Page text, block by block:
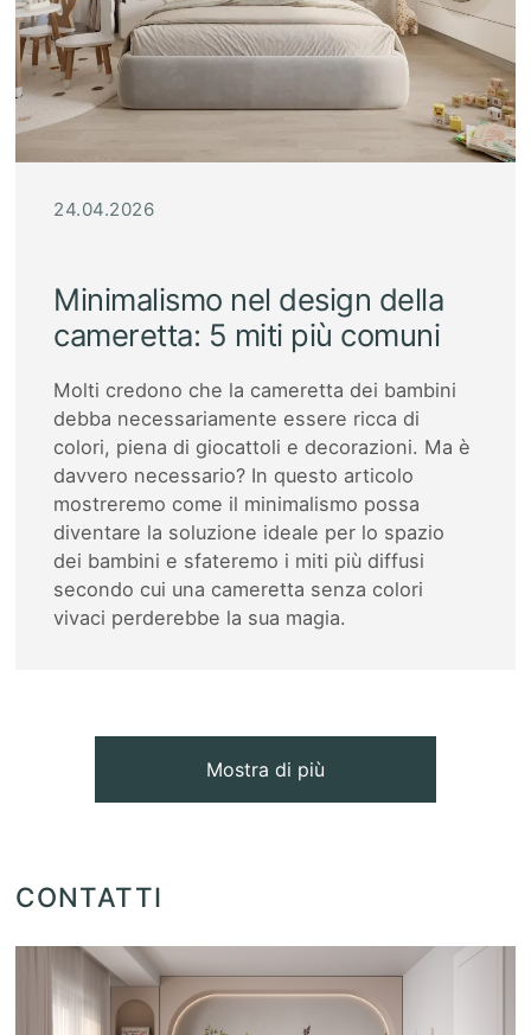
24.04.2026
Minimalismo nel design della
cameretta: 5 miti più comuni
Molti credono che la cameretta dei bambini
debba necessariamente essere ricca di
colori, piena di giocattoli e decorazioni. Ma è
davvero necessario? In questo articolo
mostreremo come il minimalismo possa
diventare la soluzione ideale per lo spazio
dei bambini e sfateremo i miti più diffusi
secondo cui una cameretta senza colori
vivaci perderebbe la sua magia.
Mostra di più
CONTATTI